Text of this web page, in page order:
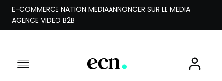
Aller
contenu
E-COMMERCE NATION MEDIAANNONCER SUR LE MEDIA
AGENCE VIDEO B2B